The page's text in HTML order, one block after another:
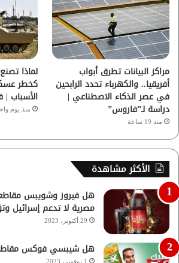
مراكز البيانات تطرق أبواب
أفريقيا.. والكهرباء تحدد الرابحين
في عصر الذكاء الاصطناعي |
دراسة لـ”فاروس”
منذ 19 ساعة
لماذا
كخطر
الأسباب |
منذ يوم
الأكثر مشاهدة
هل فيروز وشويبس
مصرية لا تدعم إسرائيل
29 أكتوبر، 2023
هل شيبسي فوكس
1 نوفمبر، 2023